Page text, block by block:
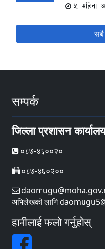
5 महिना
सबै
सम्पर्क
जिल्ला प्रशासन
०८७-४६००२०
०८७-४६०२००
अभिलेखको लागि
हामीलाई फलो गर्नुहोस्